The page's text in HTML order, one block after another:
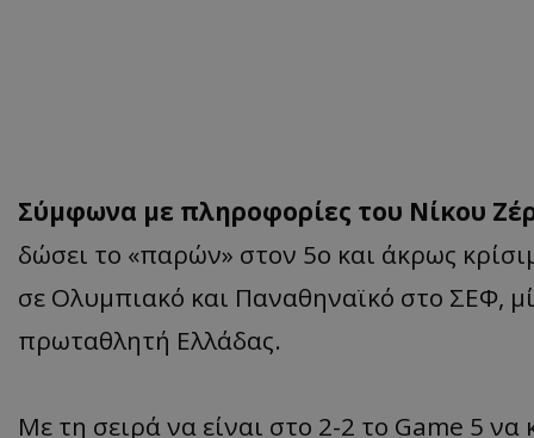
Σύμφωνα με πληροφορίες του Νίκου
δώσει το «παρών» στον 5ο και άκρως
σε Ολυμπιακό και Παναθηναϊκό στο ΣΕΦ,
πρωταθλητή Ελλάδας.
Με τη σειρά να είναι στο 2-2 το Game 5